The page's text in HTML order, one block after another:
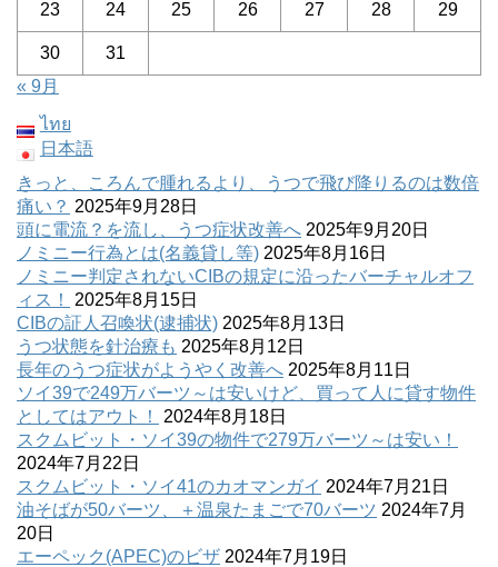
23 24 25 26 27 28 29
30
31
« 9月
ไทย
日本語
きっと、ころんで腫れるより、うつで飛び降りるのは数倍
痛い？ 2025年9月28日
頭に電流？を流し、うつ症状改善へ 2025年9月20日
ノミニー行為とは(名義貸し等) 2025年8月16日
ノミニー判定されないCIBの規定に沿ったバーチャルオフ
ィス！
2025年8月15日
CIBの証人召喚状(逮捕状) 2025年8月13日
うつ状態を針治療も 2025年8月12日
長年のうつ症状がようやく改善へ 2025年8月11日
ソイ39で249万バーツ～は安いけど、買って人に貸す物件
としてはアウト！
2024年8月18日
スクムビット・ソイ39の物件で279万バーツ～は安い！
2024年7月22日
スクムビット・ソイ41のカオマンガイ 2024年7月21日
油そばが50バーツ、＋温泉たまごで70バーツ 2024年7月
20日
エーペック(APEC)のビザ 2024年7月19日